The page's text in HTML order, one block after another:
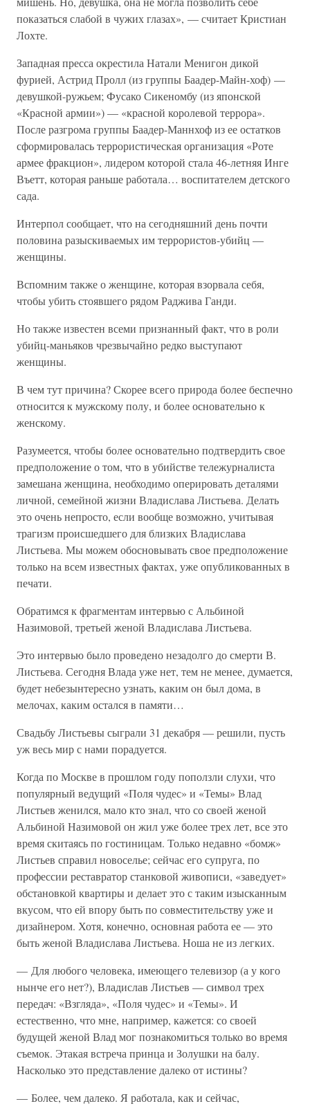
показаться слабой в чужих глазах», — считает Кристиан
Лохте.
Западная пресса окрестила Натали Менигон дикой
фурией, Астрид Пролл (из группы Баадер-Майн-хоф) —
девушкой-ружьем; Фусако Сикеномбу (из японской
«Красной армии») — «красной королевой террора».
После разгрома группы Баадер-Маннхоф из ее остатков
сформировалась террористическая организация «Роте
армее фракцион», лидером которой стала 46-летняя Инге
Въетт, которая раньше работала… воспитателем детского
сада.
Интерпол сообщает, что на сегодняшний день почти
половина разыскиваемых им террористов-убийц —
женщины.
Вспомним также о женщине, которая взорвала себя,
чтобы убить стоявшего рядом Раджива Ганди.
Но также известен всеми признанный факт, что в роли
убийц-маньяков чрезвычайно редко выступают
женщины.
В чем тут причина? Скорее всего природа более беспечно
относится к мужскому полу, и более основательно к
женскому.
Разумеется, чтобы более основательно подтвердить свое
предположение о том, что в убийстве тележурналиста
замешана женщина, необходимо оперировать деталями
личной, семейной жизни Владислава Листьева. Делать
это очень непросто, если вообще возможно, учитывая
трагизм происшедшего для близких Владислава
Листьева. Мы можем обосновывать свое предположение
только на всем известных фактах, уже опубликованных в
печати.
Обратимся к фрагментам интервью с Альбиной
Назимовой, третьей женой Владислава Листьева.
Это интервью было проведено незадолго до смерти В.
Листьева. Сегодня Влада уже нет, тем не менее, думается,
будет небезынтересно узнать, каким oн был дома, в
мелочах, каким остался в памяти…
Свадьбу Листьевы сыграли 31 декабря — решили, пусть
уж весь мир с нами порадуется.
Когда по Москве в прошлом году поползли слухи, что
популярный ведущий «Поля чудес» и «Темы» Влад
Листьев женился, мало кто знал, что со своей женой
Альбиной Назимовой он жил уже более трех лет, все это
время скитаясь по гостиницам. Только недавно «бомж»
Листьев справил новоселье; сейчас его супруга, по
профессии реставратор станковой живописи, «заведует»
обстановкой квартиры и делает это с таким изысканным
вкусом, что ей впору быть по совместительству уже и
дизайнером. Хотя, конечно, основная работа ее — это
быть женой Владислава Листьева. Ноша не из легких.
— Для любого человека, имеющего телевизор (а у кого
нынче его нет?), Владислав Листьев — символ трех
передач: «Взгляда», «Поля чудес» и «Темы». И
естественно, что мне, например, кажется: со своей
будущей женой Влад мог познакомиться только во время
съемок. Этакая встреча принца и Золушки на балу.
Насколько это представление далеко от истины?
— Более, чем далеко. Я работала, как и сейчас,